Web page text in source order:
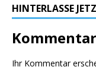
HINTERLASSE
Ihr Kommentar